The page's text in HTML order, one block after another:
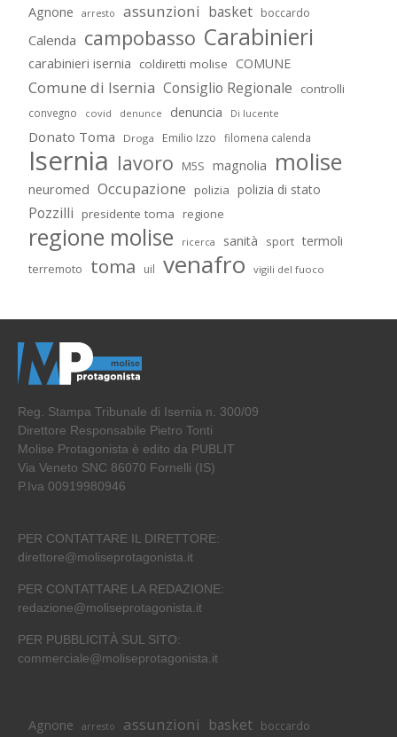
Agnone arresto assunzioni basket boccardo
Calenda campobasso Carabinieri
carabinieri isernia coldiretti molise COMUNE
Comune di Isernia Consiglio Regionale controlli
convegno covid denunce denuncia Di lucente
Donato Toma Droga Emilio Izzo filomena calenda
Isernia lavoro M5S magnolia molise
neuromed Occupazione polizia polizia di stato
Pozzilli presidente toma regione
regione molise ricerca sanità sport termoli
terremoto toma uil venafro vigili del fuoco
Reg. Stampa Tribunale di Isernia n. 300/09
Direttore Responsabile Pietro Tonti
Molise Protagonista è edito da PUBLIT
Via Veneto SNC 86070 Fornelli (IS)
P.Iva 00919980946
PER CONTATTARE IL DIRETTORE:
direttore@moliseprotagonista.it
PER CONTATTARE LA REDAZIONE:
redazione@moliseprotagonista.it
PER PUBBLICITÀ SUL SITO:
commerciale@moliseprotagonista.it
Agnone arresto assunzioni basket boccardo